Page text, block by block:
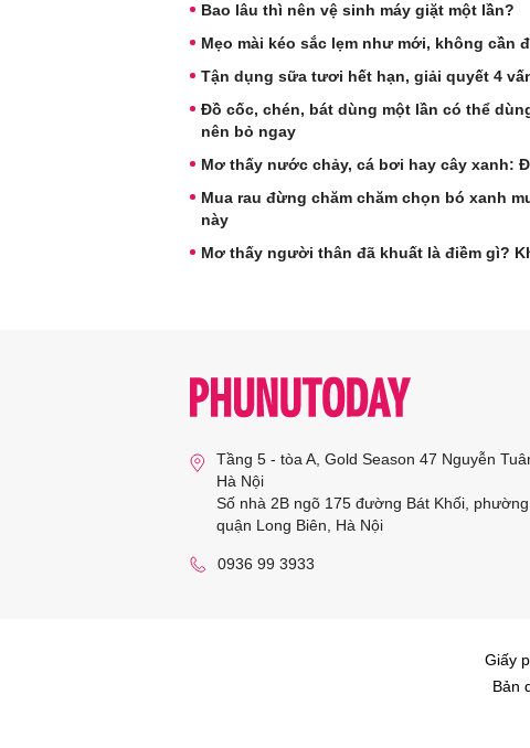
Bao lâu thì nên vệ sinh máy giặt một lần?
Mẹo mài kéo sắc lẹm như mới, không cần
Tận dụng sữa tươi hết hạn, giải quyết 4
Đồ cốc, chén, bát dùng một lần có thể
nên bỏ ngay
Mơ thấy nước chảy, cá bơi hay cây xanh:
Mua rau đừng chăm chăm chọn bó xanh
này
Mơ thấy người thân đã khuất là điềm gì?
Tầng 5 - tòa A, Gold Season 47 Nguyễn
Hà Nội
Số nhà 2B ngõ 175 đường Bát Khối,
quận Long Biên, Hà Nội
0936 99 3933
Giấy
Bản